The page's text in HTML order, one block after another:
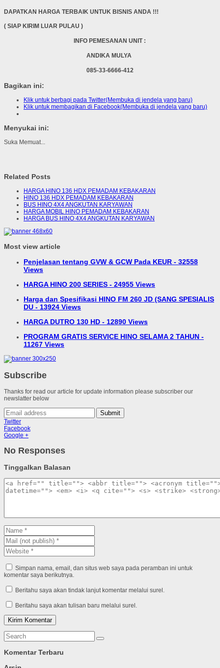
DAPATKAN HARGA TERBAIK UNTUK BISNIS ANDA !!!
( SIAP KIRIM LUAR PULAU )
INFO PEMESANAN UNIT :
ANDIKA MULYA
085-33-6666-412
Bagikan ini:
Klik untuk berbagi pada Twitter(Membuka di jendela yang baru)
Klik untuk membagikan di Facebook(Membuka di jendela yang baru)
Menyukai ini:
Suka Memuat...
Related Posts
HARGA HINO 136 HDX PEMADAM KEBAKARAN
HINO 136 HDX PEMADAM KEBAKARAN
BUS HINO 4X4 ANGKUTAN KARYAWAN
HARGA MOBIL HINO PEMADAM KEBAKARAN
HARGA BUS HINO 4X4 ANGKUTAN KARYAWAN
Most view article
Penjelasan tentang GVW & GCW Pada KEUR - 32558
Views
HARGA HINO 200 SERIES - 24955 Views
Harga dan Spesifikasi HINO FM 260 JD (SANG SPESIALIS
DU - 13924 Views
HARGA DUTRO 130 HD - 12890 Views
PROGRAM GRATIS SERVICE HINO SELAMA 2 TAHUN -
11267 Views
Subscribe
Thanks for read our article for update information please subscriber our
newslatter below
Submit
Twitter
Facebook
Google +
No Responses
Tinggalkan Balasan
Simpan nama, email, dan situs web saya pada peramban ini untuk
komentar saya berikutnya.
Beritahu saya akan tindak lanjut komentar melalui surel.
Beritahu saya akan tulisan baru melalui surel.
Komentar Terbaru